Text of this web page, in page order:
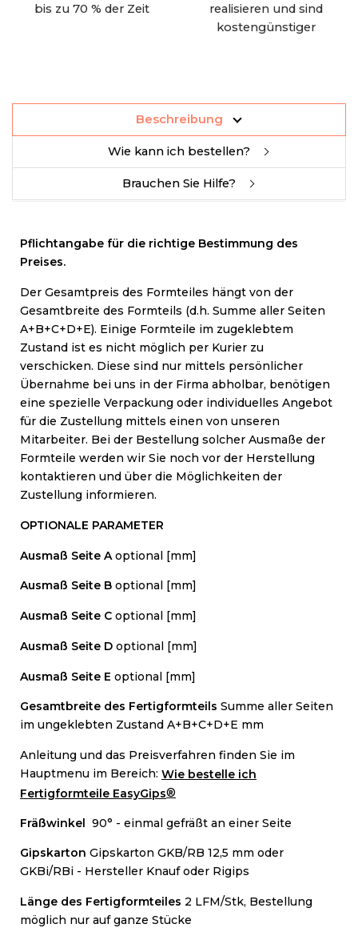
bis zu 70 % der Zeit
realisieren und sind
kostengünstiger
Beschreibung
Wie kann ich bestellen?
Brauchen Sie Hilfe?
Pflichtangabe für die richtige Bestimmung des
Preises.
Der Gesamtpreis des Formteiles hängt von der
Gesamtbreite des Formteils (d.h. Summe aller Seiten
A+B+C+D+E). Einige Formteile im zugeklebtem
Zustand ist es nicht möglich per Kurier zu
verschicken. Diese sind nur mittels persönlicher
Übernahme bei uns in der Firma abholbar, benötigen
eine spezielle Verpackung oder individuelles Angebot
für die Zustellung mittels einen von unseren
Mitarbeiter. Bei der Bestellung solcher Ausmaße der
Formteile werden wir Sie noch vor der Herstellung
kontaktieren und über die Möglichkeiten der
Zustellung informieren.
OPTIONALE PARAMETER
Ausmaß Seite A optional [mm]
Ausmaß Seite B optional [mm]
Ausmaß Seite C optional [mm]
Ausmaß Seite D optional [mm]
Ausmaß Seite E optional [mm]
Gesamtbreite des Fertigformteils Summe aller Seiten
im ungeklebten Zustand A+B+C+D+E mm
Anleitung und das Preisverfahren finden Sie im
Hauptmenu im Bereich: Wie bestelle ich
Fertigformteile EasyGips®
Fräßwinkel 90° - einmal gefräßt an einer Seite
Gipskarton Gipskarton GKB/RB 12,5 mm oder
GKBi/RBi - Hersteller Knauf oder Rigips
Länge des Fertigformteiles 2 LFM/Stk, Bestellung
möglich nur auf ganze Stücke